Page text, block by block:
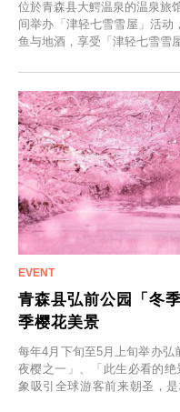
位於青森县大鰐温泉的温泉旅
间举办「津轻七雪雪屋」活动
鱼与地酒，享受「津轻七雪雪
青森县弘前公园「冬
季樱花美景
每年4月下旬至5月上旬举办弘
夜樱之一」、「此生必看的
象吸引全球游客前来朝圣，